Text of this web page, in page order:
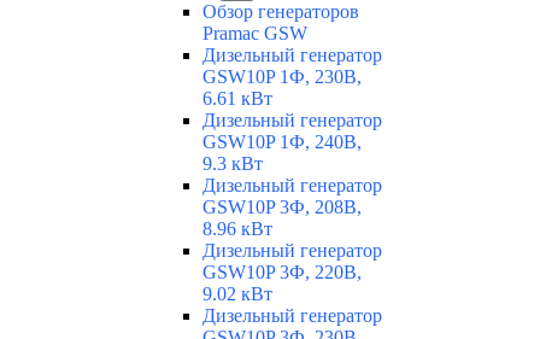
Обзор генераторов
Pramac GSW
Дизельный генератор
GSW10P 1Ф, 230В,
6.61 кВт
Дизельный генератор
GSW10P 1Ф, 240В,
9.3 кВт
Дизельный генератор
GSW10P 3Ф, 208В,
8.96 кВт
Дизельный генератор
GSW10P 3Ф, 220В,
9.02 кВт
Дизельный генератор